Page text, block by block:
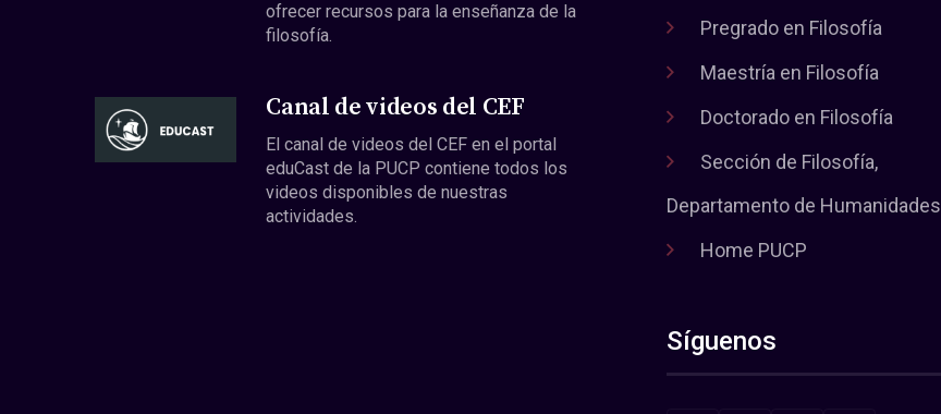
ofrecer recursos para la enseñanza de la
filosofía.
Canal de videos del CEF
El canal de videos del CEF en el portal
eduCast de la PUCP contiene todos los
videos disponibles de nuestras
actividades.
Pregrado en Filosofía
Maestría en Filosofía
Doctorado en Filosofía
Sección de Filosofía,
Departamento de Humanidades
Home PUCP
Síguenos